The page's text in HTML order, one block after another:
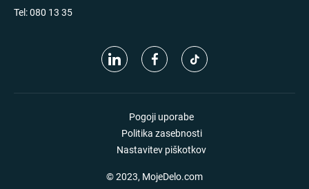
Tel:080 13 35
Pogoji uporabe
Politika zasebnosti
Nastavitev piškotkov
© 2023, MojeDelo.com